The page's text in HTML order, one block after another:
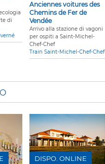
di
Anciennes voitures des
Chemins de Fer de
Vendée
Arrivo alla stazione di vagoni
per ospiti a Saint-Michel-
Chef-Chef
Train Saint-Michel-Chef-Chef
DISPO. ONLINE